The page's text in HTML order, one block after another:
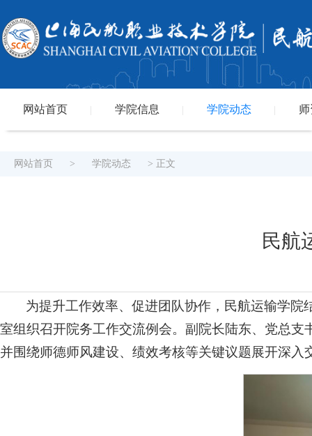
网站首页 学院信息 学院动态
网站首页 > 学院动态 > 正文
民航
为提升工作效率、促进团队协作，民航运输学
室组织召开院务工作交流例会。副院长陆东、党总
并围绕师德师风建设、绩效考核等关键议题展开深